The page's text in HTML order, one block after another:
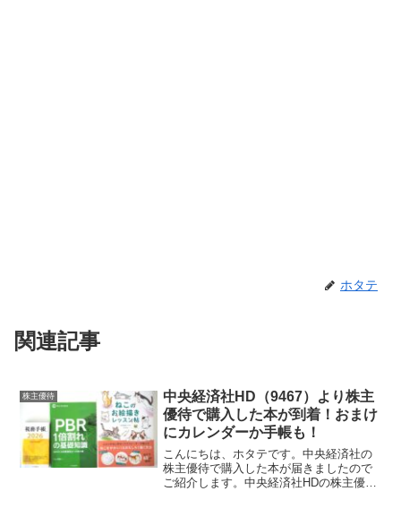
ホタテ
関連記事
株主優待
中央経済社HD（9467）より株主
優待で購入した本が到着！おまけ
にカレンダーか手帳も！
こんにちは、ホタテです。中央経済社の
株主優待で購入した本が届きましたので
ご紹介します。中央経済社HDの株主優待